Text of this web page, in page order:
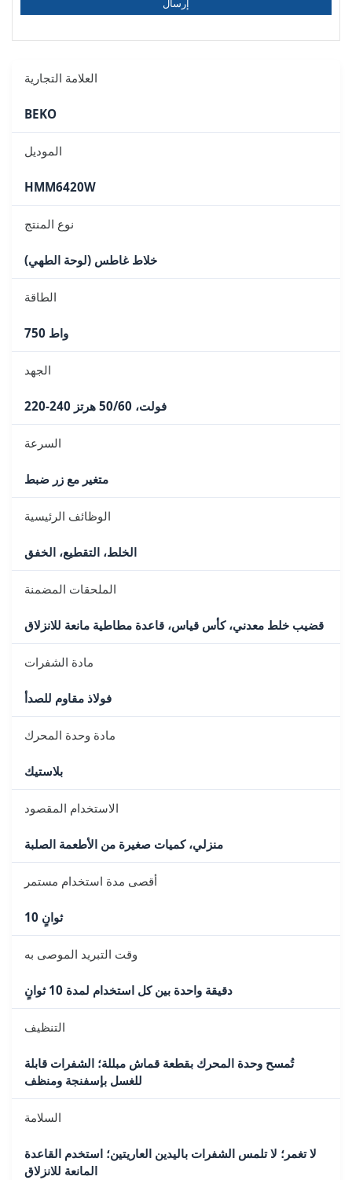
إرسال
العلامة التجارية
BEKO
الموديل
HMM6420W
نوع المنتج
خلاط غاطس (لوحة الطهي)
الطاقة
750 واط
الجهد
220-240 فولت، 50/60 هرتز
السرعة
متغير مع زر ضبط
الوظائف الرئيسية
الخلط، التقطيع، الخفق
الملحقات المضمنة
قضيب خلط معدني، كأس قياس، قاعدة مطاطية مانعة للانزلاق
مادة الشفرات
فولاذ مقاوم للصدأ
مادة وحدة المحرك
بلاستيك
الاستخدام المقصود
منزلي، كميات صغيرة من الأطعمة الصلبة
أقصى مدة استخدام مستمر
10 ثوانٍ
وقت التبريد الموصى به
دقيقة واحدة بين كل استخدام لمدة 10 ثوانٍ
التنظيف
تُمسح وحدة المحرك بقطعة قماش مبللة؛ الشفرات قابلة
للغسل بإسفنجة ومنظف
السلامة
لا تغمر؛ لا تلمس الشفرات باليدين العاريتين؛ استخدم القاعدة
المانعة للانزلاق